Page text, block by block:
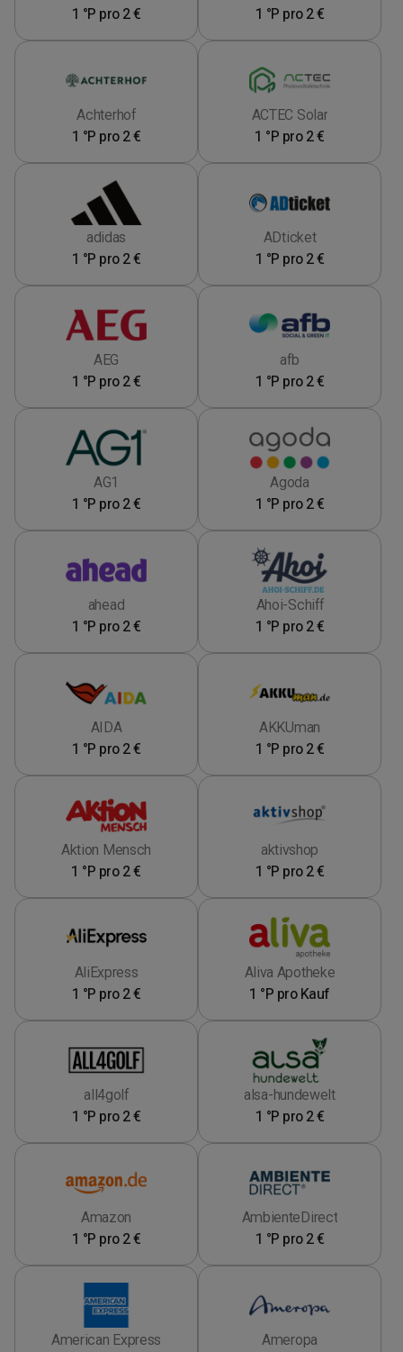
1 °P pro 2 €
1 °P pro 2 €
Achterhof
1 °P pro 2 €
ACTEC Solar
1 °P pro 2 €
adidas
1 °P pro 2 €
ADticket
1 °P pro 2 €
AEG
1 °P pro 2 €
afb
1 °P pro 2 €
AG1
1 °P pro 2 €
Agoda
1 °P pro 2 €
ahead
1 °P pro 2 €
Ahoi-Schiff
1 °P pro 2 €
AIDA
1 °P pro 2 €
AKKUman
1 °P pro 2 €
Aktion Mensch
1 °P pro 2 €
aktivshop
1 °P pro 2 €
AliExpress
1 °P pro 2 €
Aliva Apotheke
1 °P pro Kauf
all4golf
1 °P pro 2 €
alsa-hundewelt
1 °P pro 2 €
Amazon
1 °P pro 2 €
AmbienteDirect
1 °P pro 2 €
American Express
Ameropa